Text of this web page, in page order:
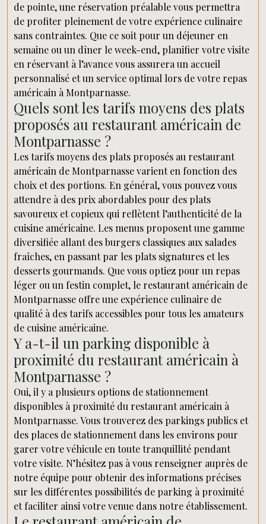
de pointe, une réservation préalable vous permettra
de profiter pleinement de votre expérience culinaire
sans contraintes. Que ce soit pour un déjeuner en
semaine ou un dîner le week-end, planifier votre visite
en réservant à l’avance vous assurera un accueil
personnalisé et un service optimal lors de votre repas
américain à Montparnasse.
Quels sont les tarifs moyens des plats
proposés au restaurant américain de
Montparnasse ?
Les tarifs moyens des plats proposés au restaurant
américain de Montparnasse varient en fonction des
choix et des portions. En général, vous pouvez vous
attendre à des prix abordables pour des plats
savoureux et copieux qui reflètent l’authenticité de la
cuisine américaine. Les menus proposent une gamme
diversifiée allant des burgers classiques aux salades
fraîches, en passant par les plats signatures et les
desserts gourmands. Que vous optiez pour un repas
léger ou un festin complet, le restaurant américain de
Montparnasse offre une expérience culinaire de
qualité à des tarifs accessibles pour tous les amateurs
de cuisine américaine.
Y a-t-il un parking disponible à
proximité du restaurant américain à
Montparnasse ?
Oui, il y a plusieurs options de stationnement
disponibles à proximité du restaurant américain à
Montparnasse. Vous trouverez des parkings publics et
des places de stationnement dans les environs pour
garer votre véhicule en toute tranquillité pendant
votre visite. N’hésitez pas à vous renseigner auprès de
notre équipe pour obtenir des informations précises
sur les différentes possibilités de parking à proximité
et faciliter ainsi votre venue dans notre établissement.